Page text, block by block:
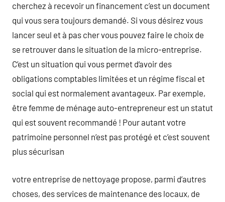
cherchez à recevoir un financement c’est un document
qui vous sera toujours demandé. Si vous désirez vous
lancer seul et à pas cher vous pouvez faire le choix de
se retrouver dans le situation de la micro-entreprise.
C’est un situation qui vous permet d‘avoir des
obligations comptables limitées et un régime fiscal et
social qui est normalement avantageux. Par exemple,
être femme de ménage auto-entrepreneur est un statut
qui est souvent recommandé ! Pour autant votre
patrimoine personnel n’est pas protégé et c’est souvent
plus sécurisan
votre entreprise de nettoyage propose, parmi d’autres
choses, des services de maintenance des locaux, de